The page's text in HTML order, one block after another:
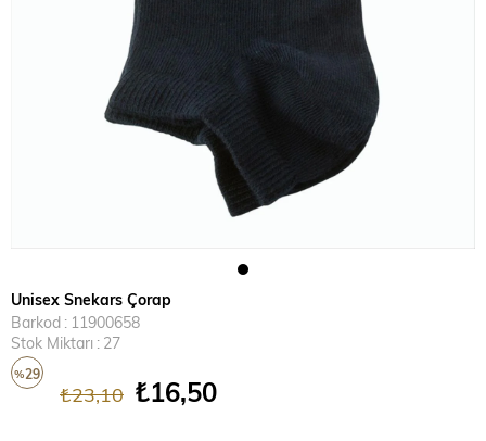
Unisex Snekars Çorap
Barkod : 11900658
Stok Miktarı : 27
%29
₺23,10 ₺16,50